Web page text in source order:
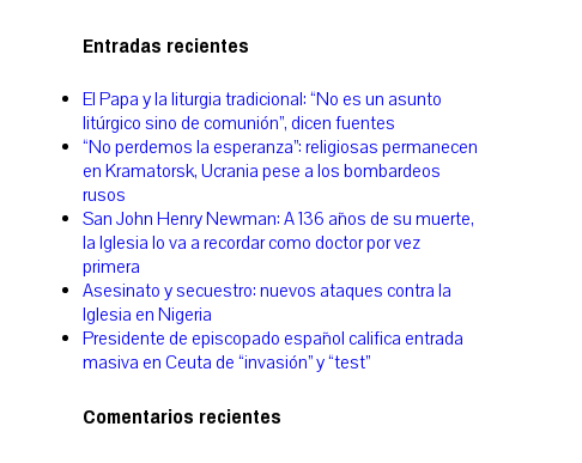
Entradas recientes
El Papa y la liturgia tradicional: “No es un asunto
litúrgico sino de comunión”, dicen fuentes
“No perdemos la esperanza”: religiosas permanecen
en Kramatorsk, Ucrania pese a los bombardeos
rusos
San John Henry Newman: A 136 años de su muerte,
la Iglesia lo va a recordar como doctor por vez
primera
Asesinato y secuestro: nuevos ataques contra la
Iglesia en Nigeria
Presidente de episcopado español califica entrada
masiva en Ceuta de “invasión” y “test”
Comentarios recientes